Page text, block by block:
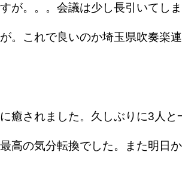
が。。。会議は少し長引いてし
。これで良いのか埼玉県吹奏楽
癒されました。久しぶりに3人と
高の気分転換でした。また明日か